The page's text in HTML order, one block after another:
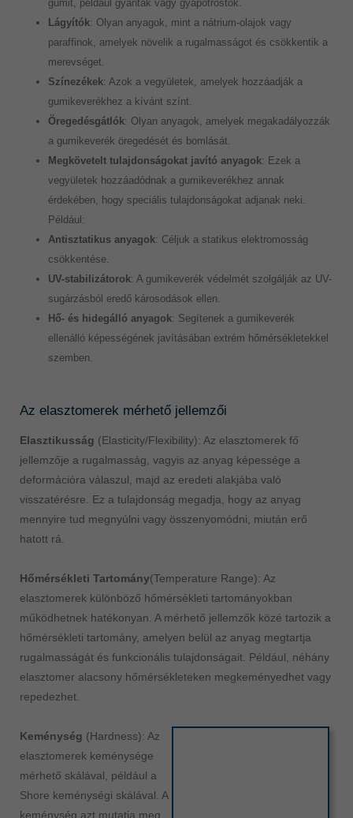
gumit, például gyanták vagy gyapotrostok.
Lágyítók: Olyan anyagok, mint a nátrium-olajok vagy
paraffinok, amelyek növelik a rugalmasságot és csökkentik a
merevséget.
Színezékek: Azok a vegyületek, amelyek hozzáadják a
gumikeverékhez a kívánt színt.
Öregedésgátlók: Olyan anyagok, amelyek megakadályozzák
a gumikeverék öregedését és bomlását.
Megkövetelt tulajdonságokat javító anyagok: Ezek a
vegyületek hozzáadódnak a gumikeverékhez annak
érdekében, hogy speciális tulajdonságokat adjanak neki.
Például:
Antisztatikus anyagok: Céljuk a statikus elektromosság
csökkentése.
UV-stabilizátorok: A gumikeverék védelmét szolgálják az UV-
sugárzásból eredő károsodások ellen.
Hő- és hidegálló anyagok: Segítenek a gumikeverék
ellenálló képességének javításában extrém hőmérsékletekkel
szemben.
Az elasztomerek mérhető jellemzői
Elasztikusság (Elasticity/Flexibility): Az elasztomerek fő
jellemzője a rugalmasság, vagyis az anyag képessége a
deformációra válaszul, majd az eredeti alakjába való
visszatérésre. Ez a tulajdonság megadja, hogy az anyag
mennyire tud megnyúlni vagy összenyomódni, miután erő
hatott rá.
Hőmérsékleti Tartomány(Temperature Range): Az
elasztomerek különböző hőmérsékleti tartományokban
működhetnek hatékonyan. A mérhető jellemzők közé tartozik a
hőmérsékleti tartomány, amelyen belül az anyag megtartja
rugalmasságát és funkcionális tulajdonságait. Például, néhány
elasztomer alacsony hőmérsékleteken megkeményedhet vagy
repedezhet.
Keménység (Hardness): Az
elasztomerek keménysége
mérhető skálával, például a
Shore keménységi skálával. A
keménység azt mutatja meg,